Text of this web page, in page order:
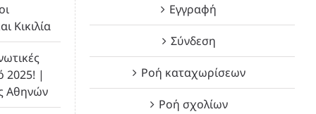
Κικιλία
2025! |
Αθηνών
Εγγραφή
Σύνδεση
Ροή καταχωρίσεων
Ροή σχολίων